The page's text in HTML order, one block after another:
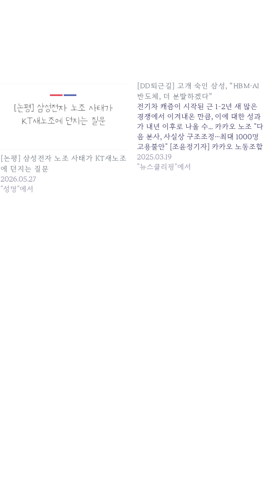
[논평] 삼성전자 노조 사태가 KT새노조
에 던지는 질문
2026.05.27
"성명"에서
[DD퇴근길] 고개 숙인 삼성, “HBM·AI
반도체, 더 분발하겠다”
전기차 캐즘이 시작된 근 1~2년 새 많은
경쟁에서 이겨내온 만큼, 이에 대한 성과
가 내년 이후로 나올 수... 카카오 노조 "다
음 분사, 사실상 구조조정…최대 1000명
고용불안" [조윤정기자] 카카오 노동조합
이 포털... 원본 기사: [DD퇴근길] 고개 숙
인 삼성, "HBM·AI 반도체, 더 분발하겠
2025.03.19
"뉴스클리핑"에서